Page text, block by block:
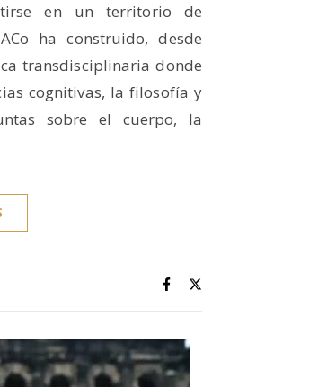
en un territorio de
ha construido, desde
transdisciplinaria donde
cognitivas, la filosofía y
sobre el cuerpo, la